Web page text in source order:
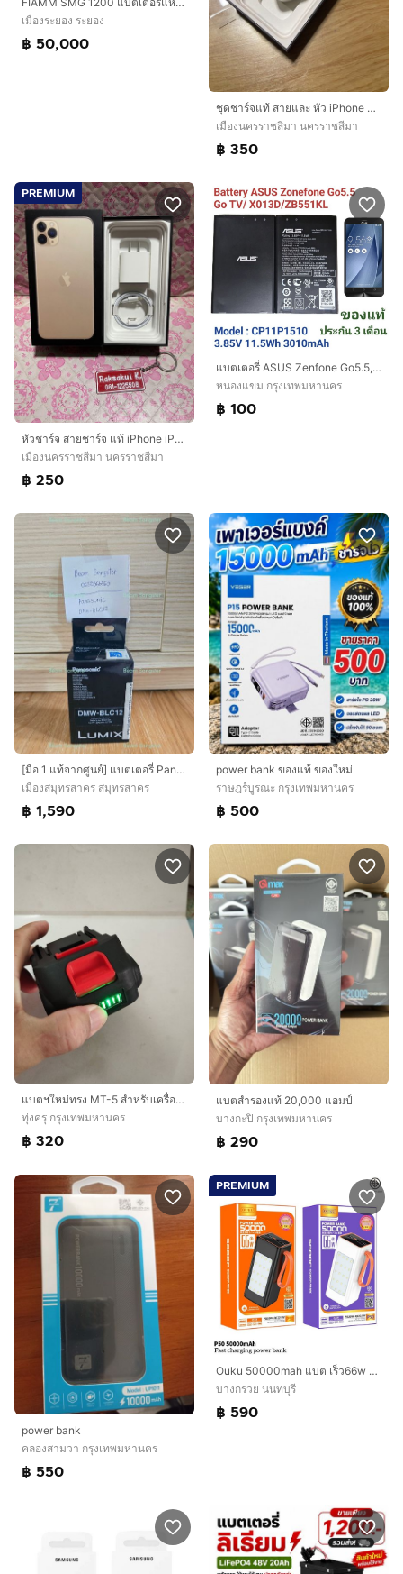
เมืองระยอง ระยอง
฿ 50,000
ชุดชาร์จแท้ สายและ หัว iPhone แบบชาร์จไว เต็มไว สภาพสวยใช้งานได้ปกติ
เมืองนครราชสีมา นครราชสีมา
฿ 350
PREMIUM
หัวชาร์จ สายชาร์จ แท้ iPhone iPad ของแท้จากกล่อง
เมืองนครราชสีมา นครราชสีมา
฿ 250
แบตเตอรี่ ASUS Zenfone Go5.5,Go TV,X013D,ZB551KLรหัส C11P1510 ของแท้ 3010mAh
หนองแขม กรุงเทพมหานคร
฿ 100
[มือ 1 แท้จากศูนย์] แบตเตอรี่ Panasonic dmw-blc12
เมืองสมุทรสาคร สมุทรสาคร
฿ 1,590
power bank ของแท้ ของใหม่
ราษฎร์บูรณะ กรุงเทพมหานคร
฿ 500
แบตฯใหม่ทรง MT-5 สําหรับเครื่องเป่าลม เลื่อย สว่าน เครื่องฉีดน้ํา และอื่นๆ
ทุ่งครุ กรุงเทพมหานคร
฿ 320
แบตสำรองแท้ 20,000 แอมป์
บางกะปิ กรุงเทพมหานคร
฿ 290
power bank
คลองสามวา กรุงเทพมหานคร
฿ 550
PREMIUM
Ouku 50000mah แบต เร็ว66w ช่องเสียบ 7ช่อง ไฟ led
บางกรวย นนทบุรี
฿ 590